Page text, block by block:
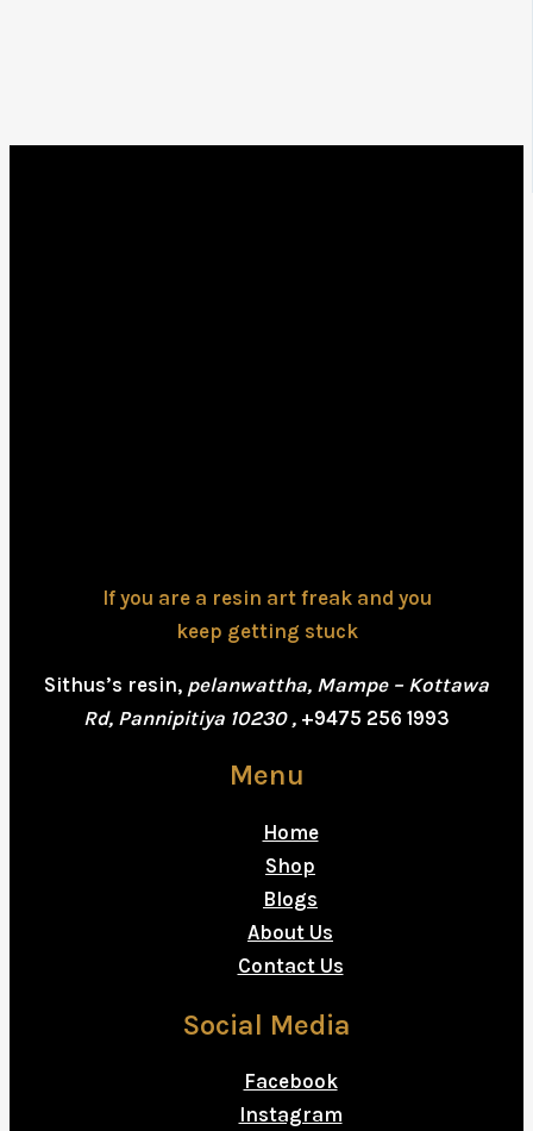
If you are a resin art freak and you
keep getting stuck
Sithus’s resin, pelanwattha, Mampe – Kottawa
Rd, Pannipitiya 10230 , +9475 256 1993
Menu
Home
Shop
Blogs
About Us
Contact Us
Social Media
Facebook
Instagram